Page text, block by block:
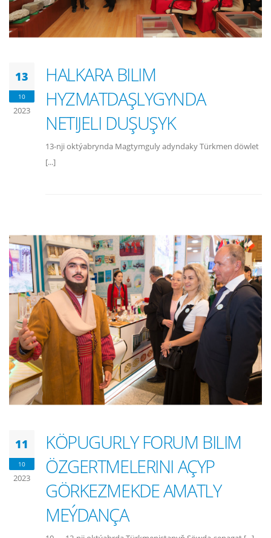
13
10
2023
HALKARA BILIM
HYZMATDAŞLYGYNDA
NETIJELI DUŞUŞYK
13-nji oktýabrynda Magtymguly adyndaky Türkmen döwlet
[...]
11
10
2023
KÖPUGURLY FORUM BILIM
ÖZGERTMELERINI AÇYP
GÖRKEZMEKDE AMATLY
MEÝDANÇA